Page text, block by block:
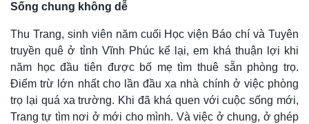
Nhận diện sự thật
Việc làm
Biển đảo
Sống chung không dễ
Thu Trang, sinh viên năm cuối Học viện Báo chí và Tuyên
truyền quê ở tỉnh Vĩnh Phúc kể lại, em khá thuận lợi khi
năm học đầu tiên được bố mẹ tìm thuê sẵn phòng trọ.
Điểm trừ lớn nhất cho lần đầu xa nhà chính ở việc phòng
trọ lại quá xa trường. Khi đã khá quen với cuộc sống mới,
Trang tự tìm nơi ở mới cho mình. Và việc ở chung, ở ghép